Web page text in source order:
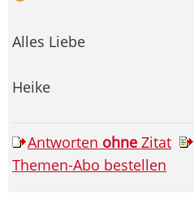
Alles Liebe
Heike
Antworten ohne Zitat
Themen-Abo bestellen